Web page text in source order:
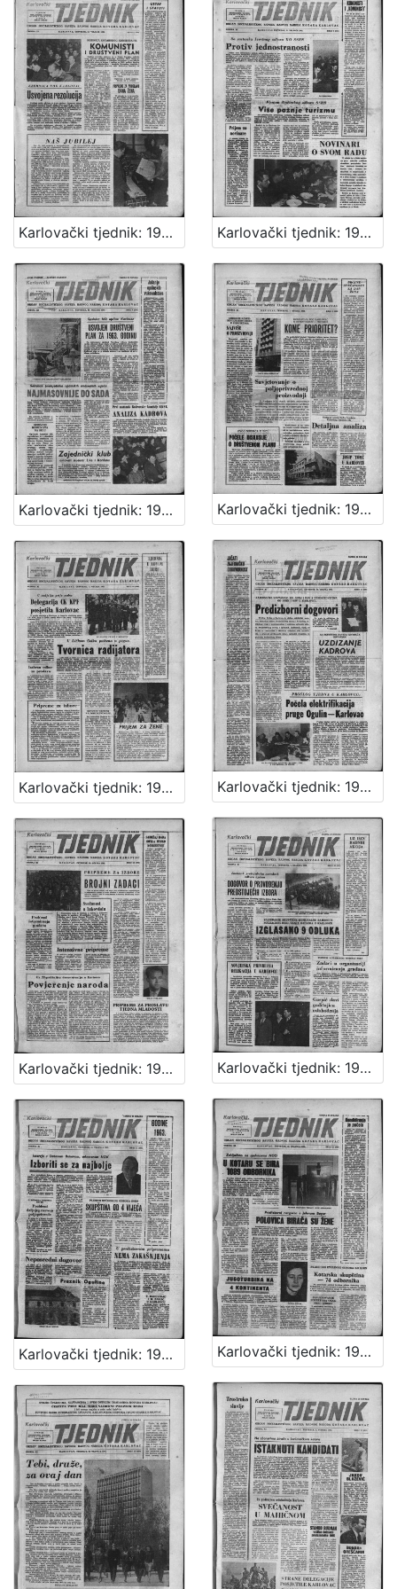
Karlovački tjednik: 1963 • 6 Karlovački tjednik: 1963 • 7
Karlovački tjednik: 1963 • 8 Karlovački tjednik: 1963 • 9
Karlovački tjednik: 1963 • 10 Karlovački tjednik: 1963 • 11
Karlovački tjednik: 1963 • 12 Karlovački tjednik: 1963 • 13
Karlovački tjednik: 1963 • 14 Karlovački tjednik: 1963 • 15